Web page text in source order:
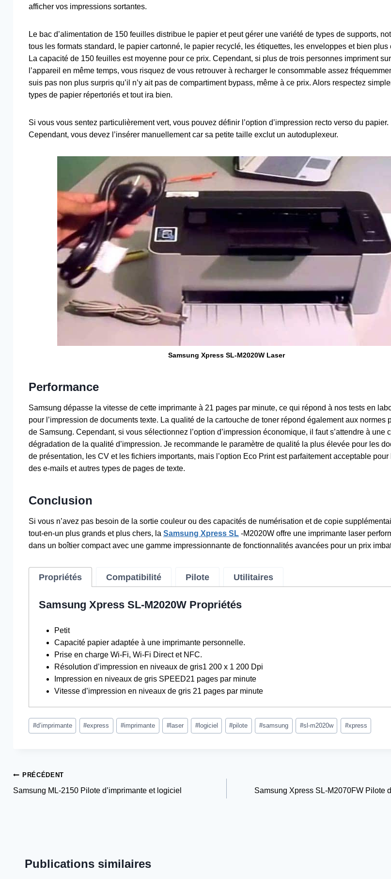
afficher vos impressions sortantes.
Le bac d’alimentation de 150 feuilles distribue le papier et peut gérer une variété de types de supports,
tous les formats standard, le papier cartonné, le papier recyclé, les étiquettes, les enveloppes et bien plus
La capacité de 150 feuilles est moyenne pour ce prix. Cependant, si plus de trois personnes impriment sur
l’appareil en même temps, vous risquez de vous retrouver à recharger le consommable assez
suis pas non plus surpris qu’il n’y ait pas de compartiment bypass, même à ce prix. Alors respectez
types de papier répertoriés et tout ira bien.
Si vous vous sentez particulièrement vert, vous pouvez définir l’option d’impression recto verso du papier.
Cependant, vous devez l’insérer manuellement car sa petite taille exclut un autoduplexeur.
Samsung Xpress SL-M2020W Laser
Performance
Samsung dépasse la vitesse de cette imprimante à 21 pages par minute, ce qui répond à nos tests en
pour l’impression de documents texte. La qualité de la cartouche de toner répond également aux normes
de Samsung. Cependant, si vous sélectionnez l’option d’impression économique, il faut s’attendre à une
dégradation de la qualité d’impression. Je recommande le paramètre de qualité la plus élevée pour les
de présentation, les CV et les fichiers importants, mais l’option Eco Print est parfaitement acceptable pour
des e-mails et autres types de pages de texte.
Conclusion
Si vous n’avez pas besoin de la sortie couleur ou des capacités de numérisation et de copie
tout-en-un plus grands et plus chers, la Samsung Xpress SL -M2020W offre une imprimante laser
dans un boîtier compact avec une gamme impressionnante de fonctionnalités avancées pour un prix
Propriétés Compatibilité Pilote Utilitaires
Samsung Xpress SL-M2020W Propriétés
Petit
Capacité papier adaptée à une imprimante personnelle.
Prise en charge Wi-Fi, Wi-Fi Direct et NFC.
Résolution d’impression en niveaux de gris1 200 x 1 200 Dpi
Impression en niveaux de gris SPEED21 pages par minute
Vitesse d’impression en niveaux de gris 21 pages par minute
Étiquettes
de
#d’imprimante #express #imprimante #laser #logiciel #pilote #samsung #sl-m2020w #xpress
Navigation
de
PRÉCÉDENT
Samsung ML-2150 Pilote d’imprimante et logiciel
Samsung Xpress SL-M2070FW Pilote
Publications similaires